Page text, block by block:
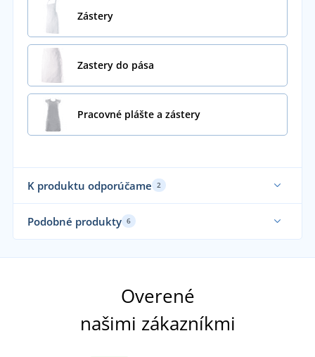
Zástery
Zastery do pása
Pracovné plášte a zástery
K produktu odporúčame 2
Podobné produkty 6
Overené
našimi zákazníkmi